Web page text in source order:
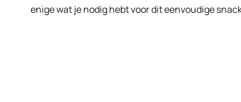
enige wat je nodig hebt voor dit eenvoudige